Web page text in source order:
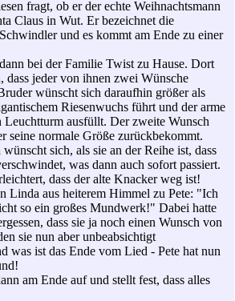
fragt, ob er der echte Weihnachtsmann
Claus in Wut. Er bezeichnet die
und es kommt am Ende zu einer
bei der Familie Twist zu Hause. Dort
dass jeder von ihnen zwei Wünsche
wünscht sich daraufhin größer als
Riesenwuchs führt und der arme
Leuchtturm ausfüllt. Der zweite Wunsch
seine normale Größe zurückbekommt.
sich, als sie an der Reihe ist, dass
was dann auch sofort passiert.
dass der alte Knacker weg ist!
Linda aus heiterem Himmel zu Pete: "Ich
so ein großes Mundwerk!" Dabei hatte
dass sie ja noch einen Wunsch von
sie nun aber unbeabsichtigt
was ist das Ende vom Lied - Pete hat nun
am Ende auf und stellt fest, dass alles